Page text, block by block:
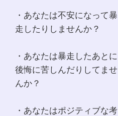
・あなたは不安になって暴
走したりしませんか？
・あなたは暴走したあとに
後悔に苦しんだりしてませ
んか？
・あなたはポジティブな考